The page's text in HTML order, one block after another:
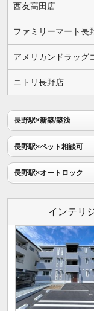
西友高田店
ファミリーマート長
アメリカンドラッグ
ニトリ長野店
長野駅×新築/築浅
長野駅×ペット相談可
長野駅×オートロック
インテリ